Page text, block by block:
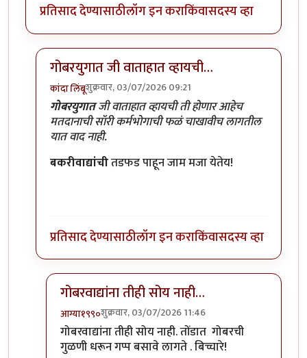
प्रतिसाद देण्यासाठीलॉग इन कराकिंवासदस्य व्हा
गोबरयुगात जी वाताहात व्हायची…
कांदा लिंबूशुक्रवार, 03/07/2026 09:21
In reply toरामलल्लाच्या नावावर आयोध्या…by
गोबरयुगातजी वाताहात व्हायची ती होणार आहेच
मतदानाची सॉरी कर्मभोगाची फळं चाखावीच लागतील
यात वाद नाही.
बकरीवाद्यांचीतडफड पाहून जाम मजा येतेय!
प्रतिसाद देण्यासाठीलॉग इन कराकिंवासदस्य व्हा
गोबरवाद्यांना तीही सोय नाही…
आग्या१९९०शुक्रवार, 03/07/2026 11:46
In reply toगोबरयुगात जी वाताहात व्हायची…
गोबरवाद्यांना तीही सोय नाही. तोंडात गोबरची
गुळणी धरून गप्प बसावे लागते . बिच्चारे!